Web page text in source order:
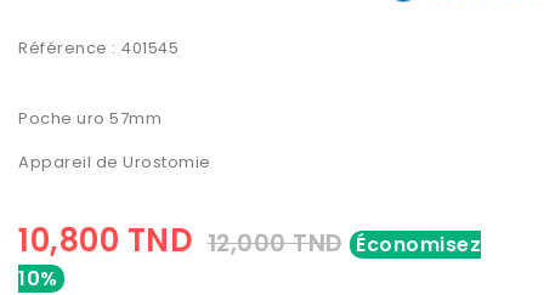
Référence : 401545
Poche uro 57mm
Appareil de Urostomie
10,800 TND 12,000 TND Économisez
10%